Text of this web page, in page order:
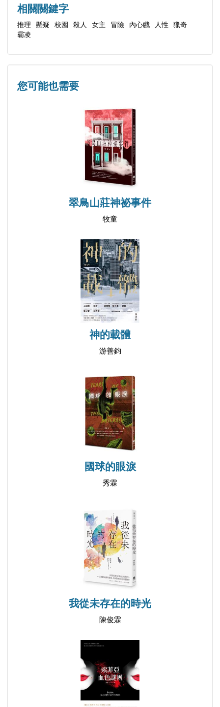
第六章
第七章
第八章
第九章
第十章
第十一章
相關關鍵字
推理 懸疑 校園 殺人 女主 冒險 內心戲 人性
獵奇
霸凌
您可能也需要
翠鳥山莊神祕事件
牧童
神的載體
游善鈞
國球的眼淚
秀霖
我從未存在的時光
陳俊霖